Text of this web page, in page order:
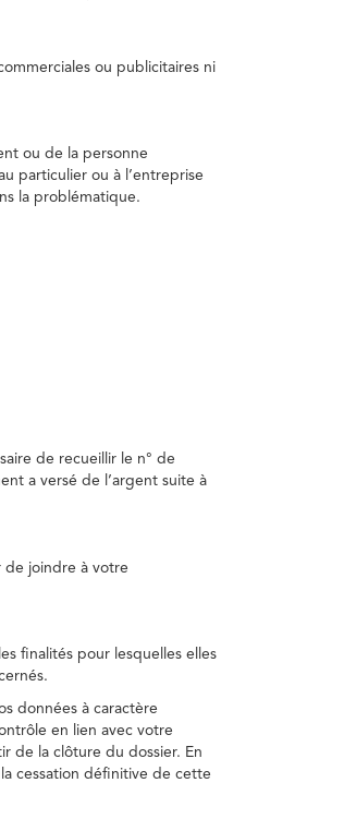
ou publicitaires ni
ou de la personne
particulier ou à l’entreprise
la problématique.
de recueillir le n° de
a versé de l’argent suite à
de joindre à votre
finalités pour lesquelles elles
données à caractère
en lien avec votre
de la clôture du dossier. En
cessation définitive de cette